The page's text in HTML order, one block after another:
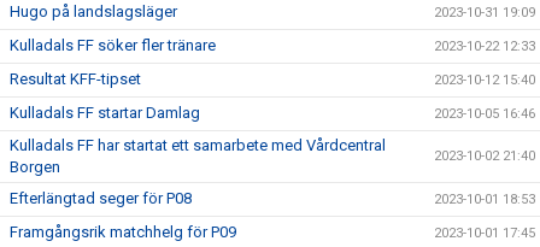
Hugo på landslagsläger 2023-10-31 19:09
Kulladals FF söker fler tränare 2023-10-22 12:33
Resultat KFF-tipset 2023-10-12 15:40
Kulladals FF startar Damlag 2023-10-05 16:46
Kulladals FF har startat ett samarbete med Vårdcentral
Borgen
2023-10-02 21:40
Efterlängtad seger för P08 2023-10-01 18:53
Framgångsrik matchhelg för P09 2023-10-01 17:45